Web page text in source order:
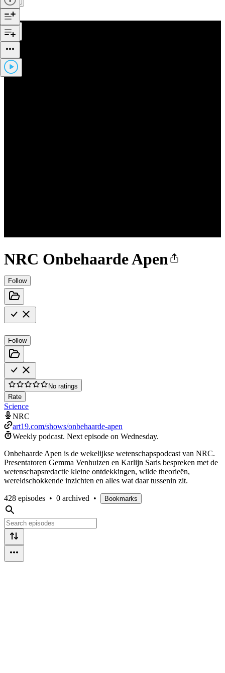
NRC Onbehaarde Apen
Follow
Follow
No ratings
Rate
Science
NRC
art19.com/shows/onbehaarde-apen
Weekly podcast. Next episode on Wednesday.
Onbehaarde Apen is de wekelijkse wetenschapspodcast van NRC.
Presentatoren Gemma Venhuizen en Karlijn Saris bespreken met de
wetenschapsredactie kleine ontdekkingen, wilde theorieën,
wereldschokkende inzichten en alles wat daar tussenin zit.
428 episodes • 0 archived • Bookmarks